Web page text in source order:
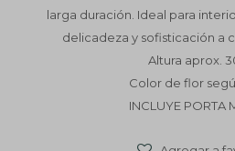
larga duración. Ideal para
delicadeza y sofisticación a
Altura aprox.
Color de flor
INCLUYE PORTA